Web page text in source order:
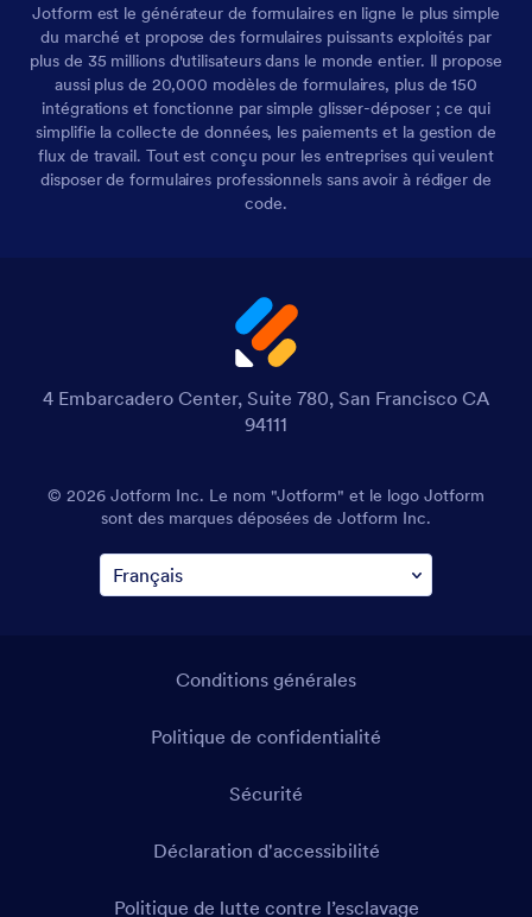
Jotform est le générateur de formulaires en ligne le plus simple
du marché et propose des formulaires puissants exploités par
plus de 35 millions d'utilisateurs dans le monde entier. Il propose
aussi plus de 20,000 modèles de formulaires, plus de 150
intégrations et fonctionne par simple glisser-déposer ; ce qui
simplifie la collecte de données, les paiements et la gestion de
flux de travail. Tout est conçu pour les entreprises qui veulent
disposer de formulaires professionnels sans avoir à rédiger de
code.
4 Embarcadero Center, Suite 780, San Francisco CA
94111
© 2026 Jotform Inc. Le nom "Jotform" et le logo Jotform
sont des marques déposées de Jotform Inc.
Conditions générales
Politique de confidentialité
Sécurité
Déclaration d'accessibilité
Politique de lutte contre l’esclavage